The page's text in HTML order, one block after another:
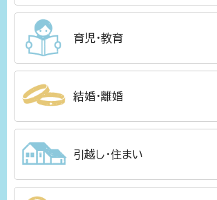
育児・教育
結婚・離婚
引越し・住まい